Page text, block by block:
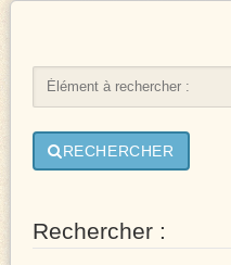
RECHERCHER
Rechercher :